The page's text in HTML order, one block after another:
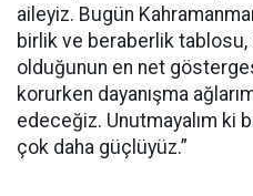
aileyiz. Bugün
birlik ve beraberlik tablosu,
olduğunun en net
korurken dayanışma
edeceğiz. Unutmayalım ki
çok daha güçlüyüz.”